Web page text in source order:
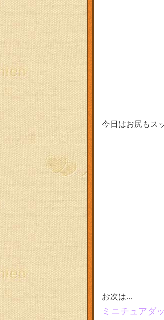
今日はお尻もス
お次は…
ミニチュアダ